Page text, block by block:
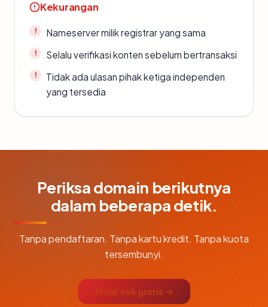
Kekurangan
Nameserver milik registrar yang sama
Selalu verifikasi konten sebelum bertransaksi
Tidak ada ulasan pihak ketiga independen
yang tersedia
Periksa domain berikutnya
dalam beberapa detik.
Tanpa pendaftaran. Tanpa kartu kredit. Tanpa kuota
tersembunyi.
Mulai cek gratis →